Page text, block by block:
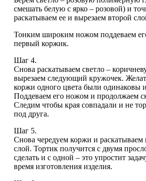
смешать белую с ярко – розовой) и
раскатываем ее и вырезаем второй
Тонким широким ножом поддеваем
первый коржик.
Шаг 4.
Снова раскатываем светло –
вырезаем следующий кружочек.
коржи одного цвета были одинаковы
Поддеваем его ножом и продолжаем
Следим чтобы края совпадали и не
под друга.
Шаг 5.
Снова чередуем коржи и раскатываем
слой. Тортик получится с двумя
сделать и с одной – это упростит
время изготовления изделия.